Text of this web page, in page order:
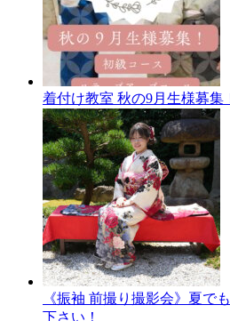
着付け教室 秋の9月生様募集
《振袖 前撮り撮影会》夏で
下さい！